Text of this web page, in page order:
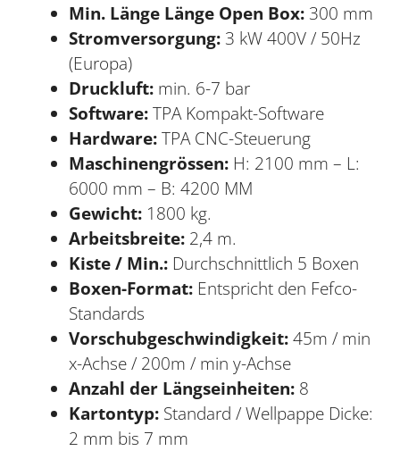
Min. Länge Länge Open Box: 300 mm
Stromversorgung: 3 kW 400V / 50Hz
(Europa)
Druckluft: min. 6-7 bar
Software:TPA Kompakt-Software
Hardware:TPA CNC-Steuerung
Maschinengrössen: H: 2100 mm – L:
6000 mm – B: 4200 MM
Gewicht: 1800 kg.
Arbeitsbreite: 2,4 m.
Kiste / Min.: Durchschnittlich 5 Boxen
Boxen-Format: Entspricht den Fefco-
Standards
Vorschubgeschwindigkeit:45m / min
x-Achse / 200m / min y-Achse
Anzahl der Längseinheiten: 8
Kartontyp: Standard / Wellpappe Dicke:
2 mm bis 7 mm